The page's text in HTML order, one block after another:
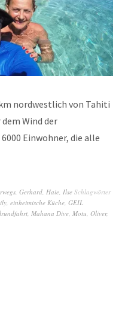
nordwestlich von Tahiti
Wind der
Einwohner, die alle
Gerhard Haie Ilse Schlagwörter
einheimische Küche GEIL
Mahana Dive Motu Oliver,